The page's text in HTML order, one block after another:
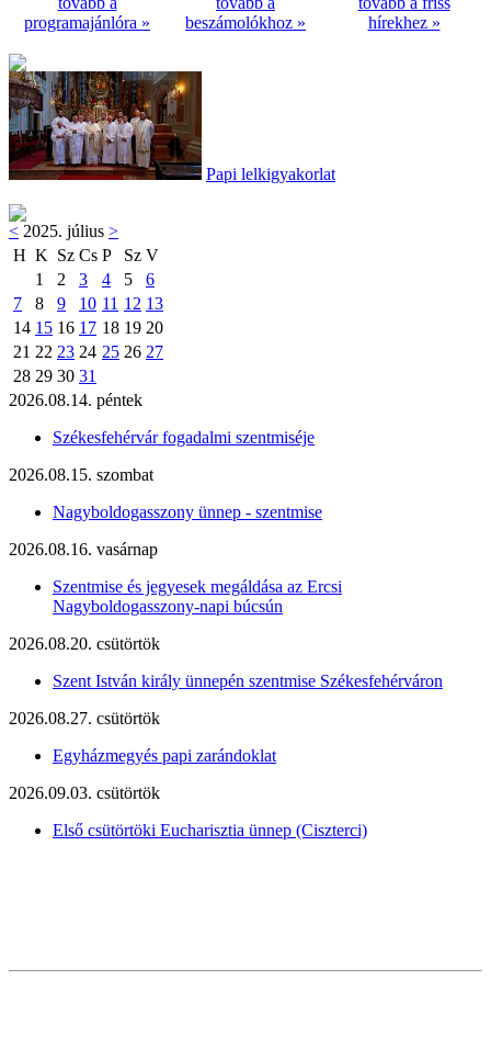
programajánlóra »
beszámolókhoz »
hírekhez »
Papi lelkigyakorlat
< 2025. július >
H K Sz Cs P Sz V
1
2 3 4 5
6
7
8 9 10 11 12 13
14 15 16 17 18 19 20
21 22 23 24 25 26 27
28 29 30 31
2026.08.14. péntek
Székesfehérvár fogadalmi szentmiséje
2026.08.15. szombat
Nagyboldogasszony ünnep - szentmise
2026.08.16. vasárnap
Szentmise és jegyesek megáldása az Ercsi
Nagyboldogasszony-napi búcsún
2026.08.20. csütörtök
Szent István király ünnepén szentmise Székesfehérváron
2026.08.27. csütörtök
Egyházmegyés papi zarándoklat
2026.09.03. csütörtök
Első csütörtöki Eucharisztia ünnep (Ciszterci)